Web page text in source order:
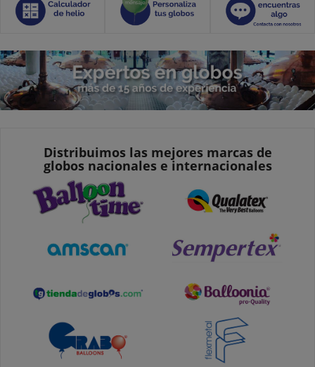
Distribuimos las mejores marcas de
globos nacionales e internacionales